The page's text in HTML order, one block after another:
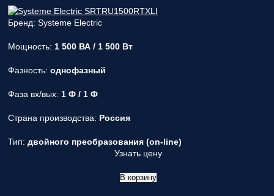
Бренд: Systeme Electric
Мощность: 1 500 ВА / 1 500 Вт
Фазность: однофазный
Фаза вх/вых: 1 Ф / 1 Ф
Страна производства: Россия
Тип: двойного преобразования (on-line)
Узнать цену
В корзину